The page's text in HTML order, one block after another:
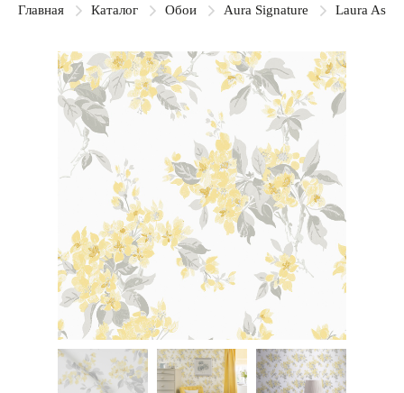
Главная Каталог Обои Aura Signature Laura